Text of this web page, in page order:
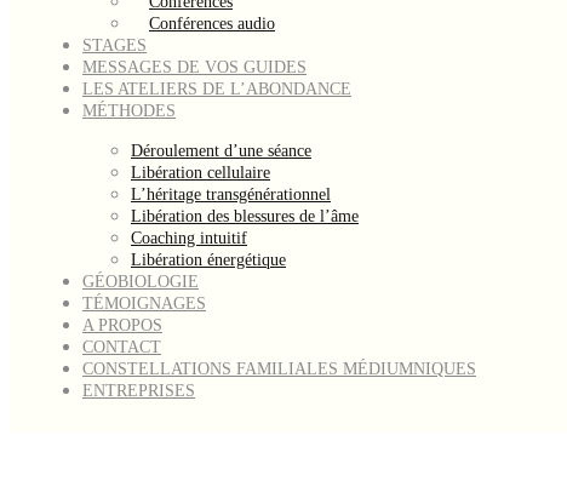
Conférences audio
STAGES
MESSAGES DE VOS GUIDES
LES ATELIERS DE L’ABONDANCE
MÉTHODES
Déroulement d’une séance
Libération cellulaire
L’héritage transgénérationnel
Libération des blessures de l’âme
Coaching intuitif
Libération énergétique
GÉOBIOLOGIE
TÉMOIGNAGES
A PROPOS
CONTACT
CONSTELLATIONS FAMILIALES MÉDIUMNIQUES
ENTREPRISES